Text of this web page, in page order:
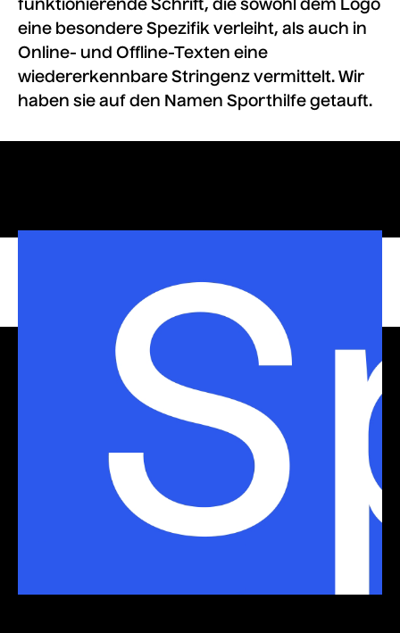
funktionierende Schrift, die sowohl dem Logo
eine besondere Spezifik verleiht, als auch in
Online- und Offline-Texten eine
wiedererkennbare Stringenz vermittelt. Wir
haben sie auf den Namen Sporthilfe getauft.